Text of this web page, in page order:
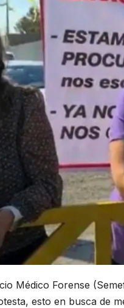
Médico Forense
esto en busca de